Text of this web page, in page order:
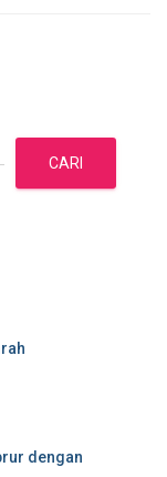
CARI
dengan